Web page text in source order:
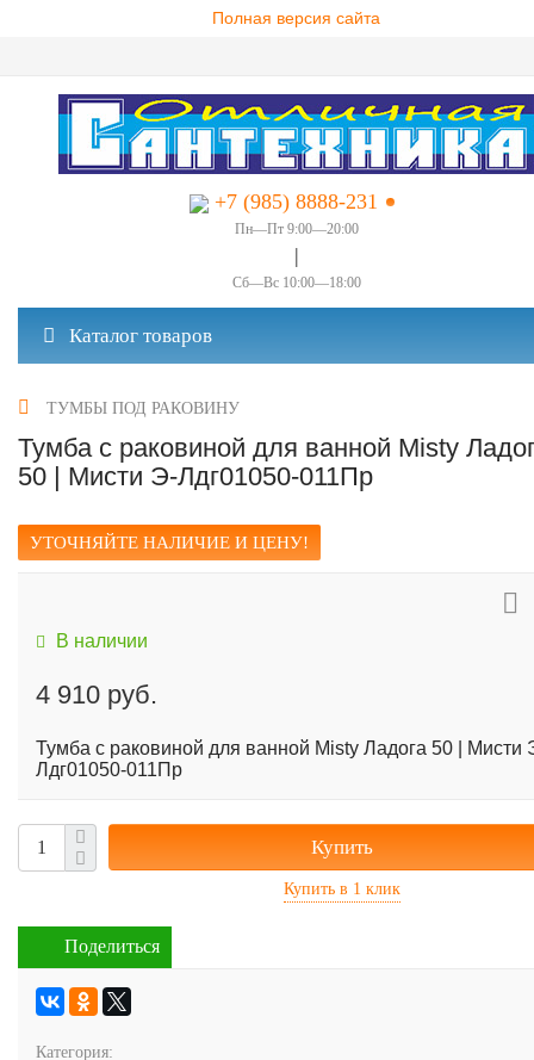
Полная версия сайта
+7 (985) 8888-231
Пн—Пт 9:00—20:00
|
Сб—Вс 10:00—18:00
Каталог товаров
ТУМБЫ ПОД РАКОВИНУ
Тумба с раковиной для ванной Misty
50 | Мисти Э-Лдг01050-011Пр
УТОЧНЯЙТЕ НАЛИЧИЕ И ЦЕНУ!
В наличии
4 910 руб.
Тумба с раковиной для ванной Misty Ладога 50 | Мисти
Лдг01050-011Пр
Купить
Поделиться
Категория: